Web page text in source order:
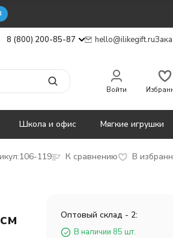
8 (800) 200-85-87 hello@ilikegift.ru
Войти
Школа и офис Мягкие игрушки
106-119 К сравнению В
Оптовый склад - 2:
В наличии 85 шт.